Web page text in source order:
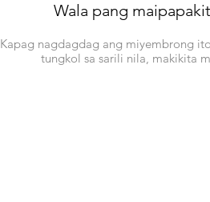
Wala pang
Kapag nagdagdag ang miyembrong
tungkol sa sarili nila, makikita